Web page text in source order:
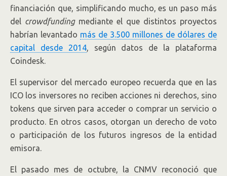
financiación que, simplificando mucho, es un paso más
del crowdfundingmediante el que distintos proyectos
habrían levantado más de 3.500 millones de dólares de
capital desde 2014, según datos de la plataforma
Coindesk.
El supervisor del mercado europeo recuerda que en las
ICO los inversores no reciben acciones ni derechos, sino
tokens que sirven para acceder o comprar un servicio o
producto. En otros casos, otorgan un derecho de voto
o participación de los futuros ingresos de la entidad
emisora.
El pasado mes de octubre, la CNMV reconoció que